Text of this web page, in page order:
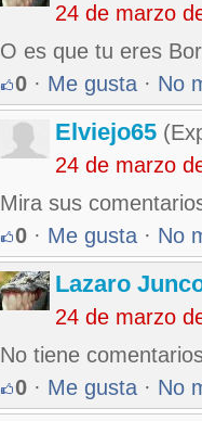
24 de marzo
O es que tu eres
0 · Me gusta · No
Elviejo65
24 de marzo
Mira sus
0 · Me gusta · No
Lazaro
24 de marzo
No tiene
0 · Me gusta · No